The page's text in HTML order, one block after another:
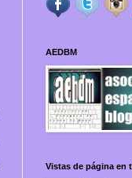
AEDBM
Vistas de página en